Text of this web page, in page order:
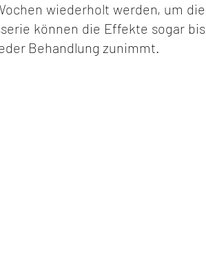
wiederholt werden, um die
können die Effekte sogar bis
Behandlung zunimmt.